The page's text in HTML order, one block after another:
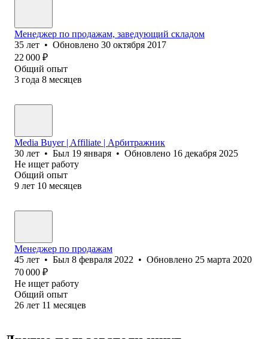
Менеджер по продажам, заведующий складом
35 лет • Обновлено 30 октября 2017
22 000 ₽
Общий опыт
3 года 8 месяцев
Media Buyer | Affiliate | Арбитражник
30 лет • Был 19 января • Обновлено 16 декабря 2025
Не ищет работу
Общий опыт
9 лет 10 месяцев
Менеджер по продажам
45 лет • Был 8 февраля 2022 • Обновлено 25 марта 2020
70 000 ₽
Не ищет работу
Общий опыт
26 лет 11 месяцев